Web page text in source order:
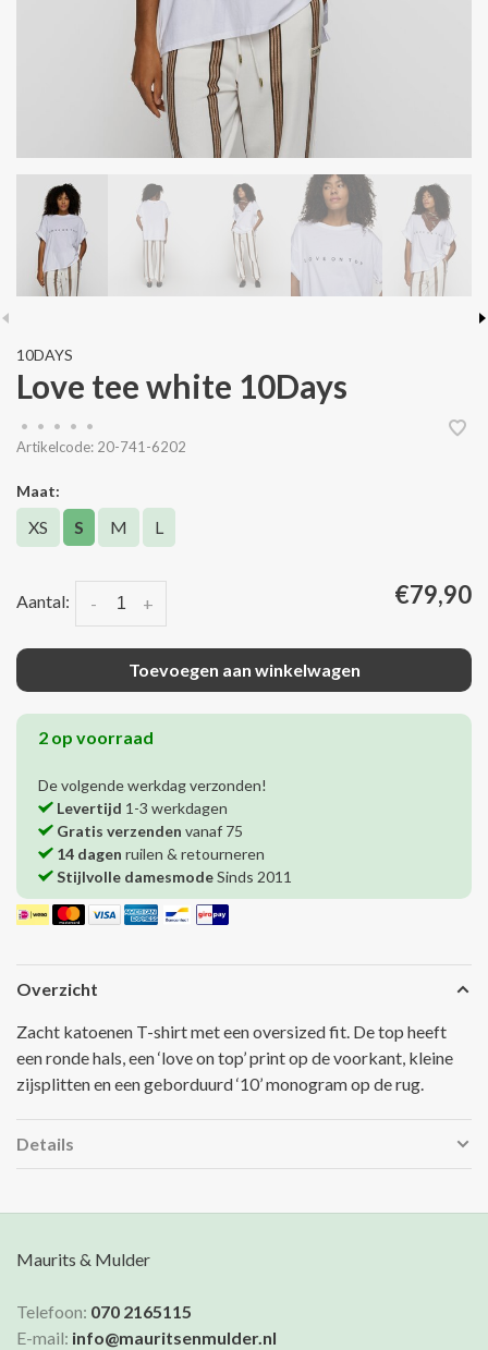
10DAYS
Love tee white 10Days
• • • •
•
Artikelcode: 20-741-6202
Maat:
XS S M L
Aantal: +
- €79,90
Toevoegen aan winkelwagen
2 op voorraad
De volgende werkdag verzonden!
Levertijd 1-3 werkdagen
Gratis verzenden vanaf 75
14 dagen ruilen & retourneren
Stijlvolle damesmodeSinds 2011
Overzicht
Zacht katoenen T-shirt met een oversized fit. De top heeft
een ronde hals, een ‘love on top’ print op de voorkant, kleine
zijsplitten en een geborduurd ‘10’ monogram op de rug.
Details
Maurits & Mulder
Telefoon: 070 2165115
E-mail: info@mauritsenmulder.nl